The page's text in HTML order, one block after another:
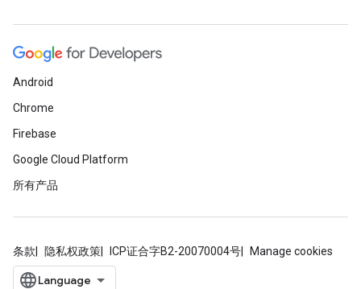
Android
Chrome
Firebase
Google Cloud Platform
所有产品
条款 隐私权政策 ICP证合字B2-20070004号 Manage cookies